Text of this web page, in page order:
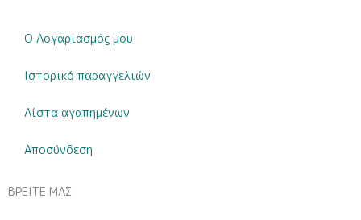
Ο Λογαριασμός μου
Ιστορικό παραγγελιών
Λίστα αγαπημένων
Αποσύνδεση
ΒΡΕΙΤΕ ΜΑΣ